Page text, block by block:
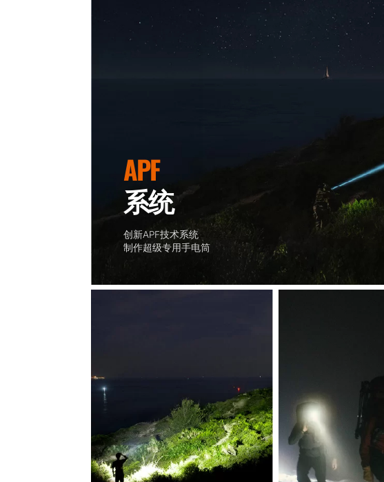
APF
系统
创新APF技术系统
制作超级专用手电筒